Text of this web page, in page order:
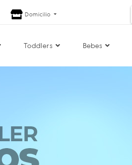
Domicilio
Toddlers Bebes